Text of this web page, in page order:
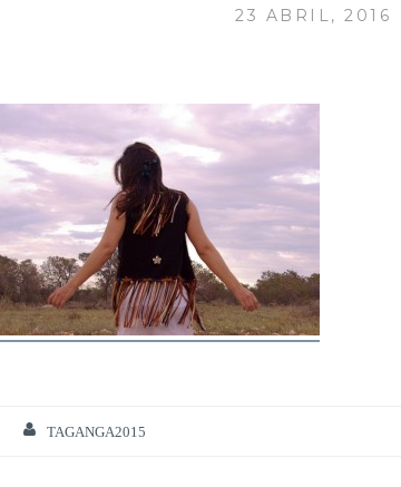
23 ABRIL, 2016
TAGANGA2015